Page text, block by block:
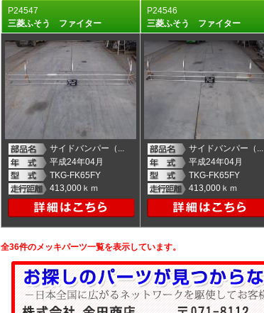
P24547
三菱ふそう ファイター
サイドバンパー（...
平成24年04月
TKG-FK65FY
413,000ｋｍ
P24546
三菱ふそう ファイター
サイドバンパー（...
平成24年04月
TKG-FK65FY
413,000ｋｍ
全36件のメッキパーツ一覧を表示しています。